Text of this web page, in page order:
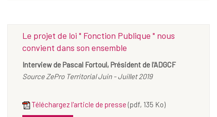
Le projet de loi " Fonction Publique " nous
convient dans son ensemble
Interview de Pascal Fortoul, Président de l'ADGCF
Source ZePro Territorial Juin - Juillet 2019
Téléchargez l'article de presse (pdf, 135 Ko)